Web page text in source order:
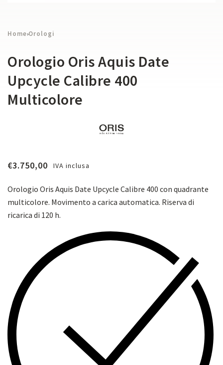
Home›Orologi
Orologio Oris Aquis Date
Upcycle Calibre 400
Multicolore
€3.750,00 IVA inclusa
Orologio Oris Aquis Date Upcycle Calibre 400 con quadrante
multicolore. Movimento a carica automatica. Riserva di
ricarica di 120 h.